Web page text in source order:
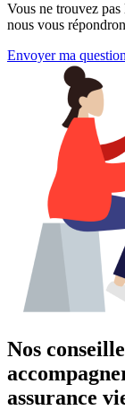
Vous ne trouvez
nous vous
Envoyer ma question
Nos
assurance